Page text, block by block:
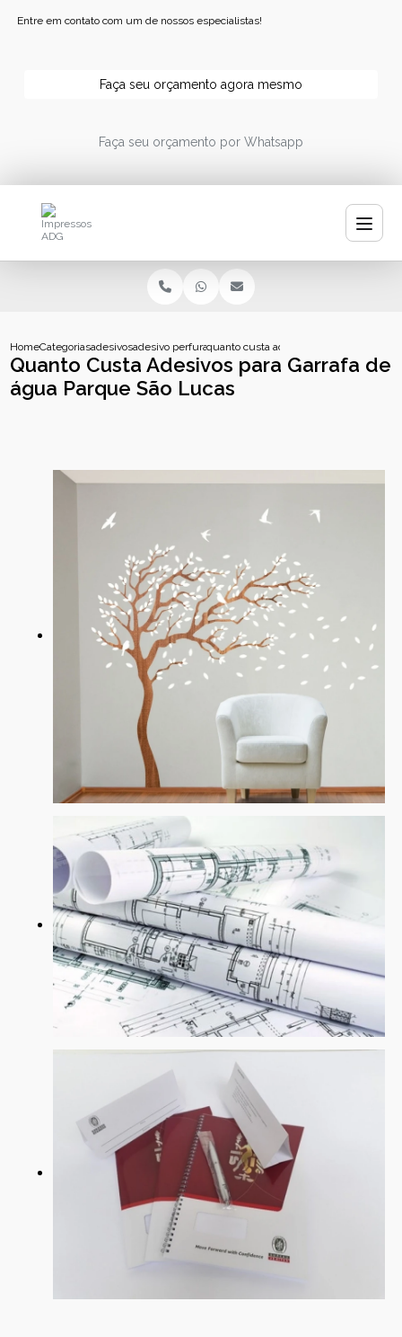
Entre em contato com um de nossos especialistas!
Faça seu orçamento agora mesmo
Faça seu orçamento por Whatsapp
HomeCategoriasadesivosadesivo perfurado personalizadoquanto custa adesivos para garrafa de
Quanto Custa Adesivos para Garrafa de
água Parque São Lucas